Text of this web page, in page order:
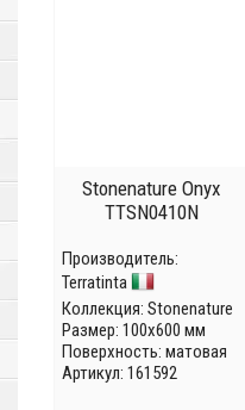
Stonenature Onyx
TTSN0410N
Производитель:
Terratinta
Коллекция: Stonenature
Размер: 100x600 мм
Поверхность: матовая
Артикул: 161592